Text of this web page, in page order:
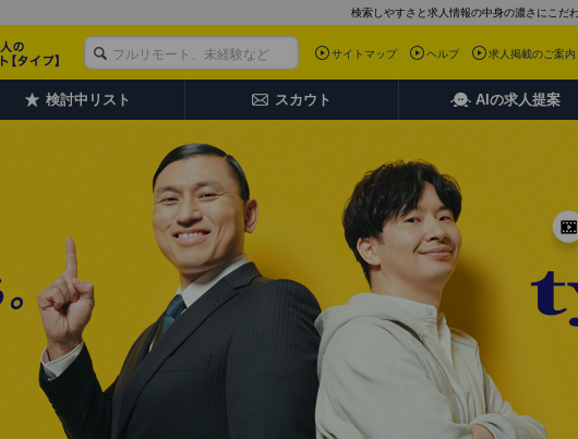
検索しやすさと求人情報の中身の濃さにこだ
サイトマップ ヘルプ 求人掲載のご案内
検討中リスト スカウト AIの求人提案